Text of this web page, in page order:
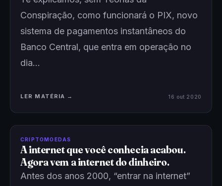
Conspiração, como funcionará o PIX, novo
sistema de pagamentos instantâneos do
Banco Central, que entra em operação no
dia…
LER MATÉRIA → 16 out 2020
CRIPTOMOEDAS
A internet que você conhecia acabou.
Agora vem a internet do dinheiro.
Antes dos anos 2000, “entrar na internet”